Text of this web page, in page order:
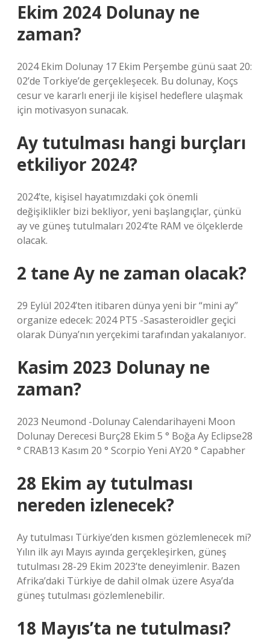
Ekim 2024 Dolunay ne
zaman?
2024 Ekim Dolunay 17 Ekim Perşembe günü saat 20:
02’de Torkiye’de gerçekleşecek. Bu dolunay, Koçs
cesur ve kararlı enerji ile kişisel hedeflere ulaşmak
için motivasyon sunacak.
Ay tutulması hangi burçları
etkiliyor 2024?
2024’te, kişisel hayatımızdaki çok önemli
değişiklikler bizi bekliyor, yeni başlangıçlar, çünkü
ay ve güneş tutulmaları 2024’te RAM ve ölçeklerde
olacak.
2 tane Ay ne zaman olacak?
29 Eylül 2024’ten itibaren dünya yeni bir “mini ay”
organize edecek: 2024 PT5 -Sasasteroidler geçici
olarak Dünya’nın yerçekimi tarafından yakalanıyor.
Kasim 2023 Dolunay ne
zaman?
2023 Neumond -Dolunay Calendarihayeni Moon
Dolunay Derecesi Burç28 Ekim 5 ° Boğa Ay Eclipse28
° CRAB13 Kasım 20 ° Scorpio Yeni AY20 ° Capabher
28 Ekim ay tutulması
nereden izlenecek?
Ay tutulması Türkiye’den kısmen gözlemlenecek mi?
Yılın ilk ayı Mayıs ayında gerçekleşirken, güneş
tutulması 28-29 Ekim 2023’te deneyimlenir. Bazen
Afrika’daki Türkiye de dahil olmak üzere Asya’da
güneş tutulması gözlemlenebilir.
18 Mayıs’ta ne tutulması?